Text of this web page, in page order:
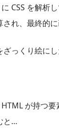
CSS を解析
され、最終的
ざっくり絵に
が持つ
と…